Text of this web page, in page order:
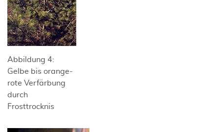
Abbildung 4:
Gelbe bis orange-
rote Verfärbung
durch
Frosttrocknis